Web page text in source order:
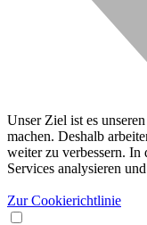
Unser Ziel ist es
machen. Deshalb
weiter zu verbessern.
Services analysieren
Zur Cookierichtlinie